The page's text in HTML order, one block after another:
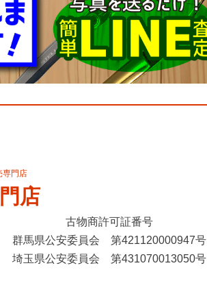
専門店
店
古物商許可証番号
群馬県公安委員会 第421120000947号
埼玉県公安委員会 第431070013050号